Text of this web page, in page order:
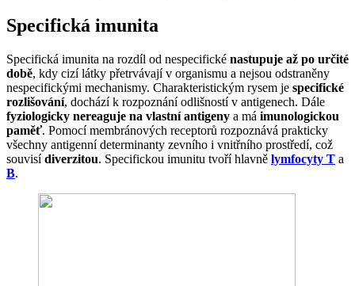
Specifická imunita
Specifická imunita na rozdíl od nespecifické nastupuje až po určité
době, kdy cizí látky přetrvávají v organismu a nejsou odstraněny
nespecifickými mechanismy. Charakteristickým rysem je specifické
rozlišování, dochází k rozpoznání odlišností v antigenech. Dále
fyziologicky nereaguje na vlastní antigeny a má imunologickou
paměť. Pomocí membránových receptorů rozpoznává prakticky
všechny antigenní determinanty zevního i vnitřního prostředí, což
souvisídiverzitou. Specifickou imunitu tvoří hlavně lymfocyty T a
B.